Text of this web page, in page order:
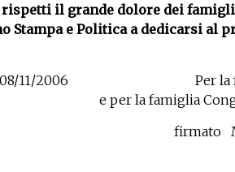
rispetti il grande dolore dei
Stampa e Politica a dedicarsi al
11/2006
Per la
e per la famiglia
firmato